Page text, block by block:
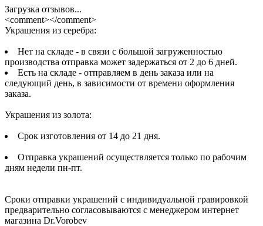
Загрузка отзывов...
<comment></comment>
Украшения из серебра:
Нет на складе - в связи с большой загруженностью
производства отправка может задержаться от 2 до 6 дней.
Есть на складе - отправляем в день заказа или на
следующий день, в зависимости от времени оформления
заказа.
Украшения из золота:
Срок изготовления от 14 до 21 дня.
Отправка украшений осуществляется только по рабочим
дням недели пн-пт.
Сроки отправки украшений с индивидуальной гравировкой
предварительно согласовываются с менеджером интернет
магазина Dr.Vorobev